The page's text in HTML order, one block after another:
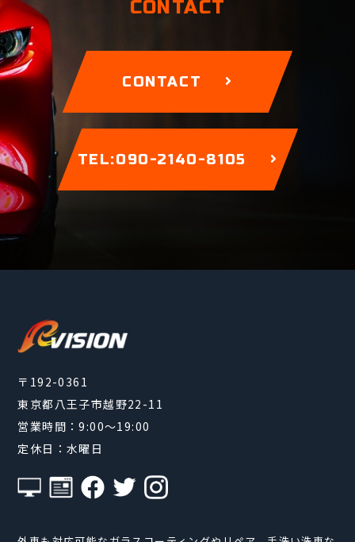
CONTACT
CONTACT
TEL:090-2140-8105
〒192-0361
東京都八王子市越野22-11
営業時間：9:00～19:00
定休日：水曜日